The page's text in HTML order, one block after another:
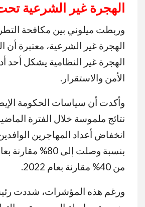
الهجرة غير الشرعية
وربطت ميلوني بين مكافحة
الهجرة غير الشرعية، معتبرة أن
الهجرة غير النظامية يشكل أحد
الأمن والاستقرار.
وأكدت أن سياسات الحكومة
نتائج ملموسة خلال الفترة
انخفاض أعداد المهاجرين
من 40% مقارنة بعام 2022.
ورغم هذه المؤشرات، شددت